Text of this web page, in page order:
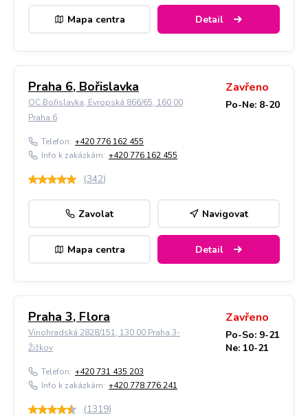
Mapa centra Detail
Praha 6, Bořislavka
OC Bořislavka, Evropská 866/65, 160 00
Praha 6
Zavřeno
Po-Ne: 8-20
Telefon: +420 776 162 455
Info k zakázkám: +420 776 162 455
(342)
Zavolat Navigovat
Mapa centra Detail
Praha 3, Flora
Vinohradská 2828/151, 130 00 Praha 3-
Žižkov
Zavřeno
Po-So: 9-21
Ne: 10-21
Telefon: +420 731 435 203
Info k zakázkám: +420 778 776 241
(1319)